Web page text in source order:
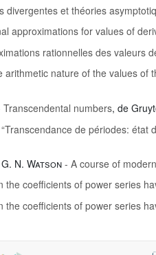
divergentes et théories
approximations for values of
rationnelles des valeurs
arithmetic nature of the values of
Transcendental numbers, de
de périodes: état
N. Watson - A course of
the coefficients of power series
the coefficients of power series